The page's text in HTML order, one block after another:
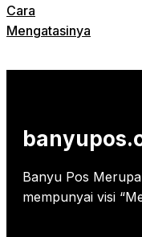
Cara
Mengatasinya
Banyu Pos
mempunyai visi